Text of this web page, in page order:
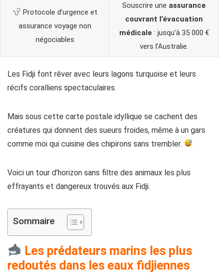
Protocole d’urgence et
assurance voyage non
négociables
Souscrire une assurance
couvrant l’évacuation
médicale : jusqu’à 35 000 €
vers l’Australie.
Les Fidji font rêver avec leurs lagons turquoise et leurs
récifs coralliens spectaculaires.
Mais sous cette carte postale idyllique se cachent des
créatures qui donnent des sueurs froides, même à un gars
comme moi qui cuisine des chipirons sans trembler.
Voici un tour d’horizon sans filtre des animaux les plus
effrayants et dangereux trouvés aux Fidji.
Sommaire
Les prédateurs marins les plus
redoutés dans les eaux fidjiennes